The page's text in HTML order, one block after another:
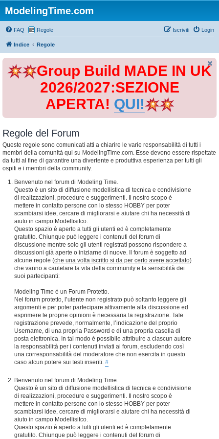
ModelingTime.com
FAQ Regole Login
Iscriviti
Indice Regole
Group Build MADE IN UK
2026/2027:SEZIONE
APERTA! QUI!
Regole del Forum
Queste regole sono comunicati atti a chiarire le varie responsabilità di tutti i
membri della comunità qui su ModelingTime.com. Esse devono essere rispettate
da tutti al fine di garantire una divertente e produttiva esperienza per tutti gli
ospiti e i membri della community.
Benvenuto nel forum di Modeling Time.
Questo è un sito di diffusione modellistica di tecnica e condivisione
di realizzazioni, procedure e suggerimenti. Il nostro scopo è
mettere in contatto persone con lo stesso HOBBY per poter
scambiarsi idee, cercare di migliorarsi e aiutare chi ha necessità di
aiuto in campo Modellisitco.
Questo spazio è aperto a tutti gli utenti ed è completamente
gratutito. Chiunque può leggere i contenuti del forum di
discussione mentre solo gli utenti registrati possono rispondere a
discussioni già aperte o iniziarne di nuove. Il forum è soggetto ad
alcune regole (che una volta iscritto si da per certo avere accettato)
che vanno a cautelare la vita della community e la sensibilità dei
suoi partecipanti:
Modeling Time è un Forum Protetto.
Nel forum protetto, l’utente non registrato può soltanto leggere gli
argomenti e per poter partecipare attivamente alla discussione ed
esprimere le proprie opinioni è necessaria la registrazione. Tale
registrazione prevede, normalmente, l’indicazione del proprio
Username, di una propria Password e di una propria casella di
posta elettronica. In tal modo è possibile attribuire a ciascun autore
la responsabilità per i contenuti inviati ai forum, escludendo così
una corresponsabilità del moderatore che non esercita in questo
caso alcun potere sui testi inseriti. #
Benvenuto nel forum di Modeling Time.
Questo è un sito di diffusione modellistica di tecnica e condivisione
di realizzazioni, procedure e suggerimenti. Il nostro scopo è
mettere in contatto persone con lo stesso HOBBY per poter
scambiarsi idee, cercare di migliorarsi e aiutare chi ha necessità di
aiuto in campo Modellisitco.
Questo spazio è aperto a tutti gli utenti ed è completamente
gratutito. Chiunque può leggere i contenuti del forum di